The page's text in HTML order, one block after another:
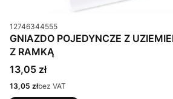
Kod produktu
12746344555
GNIAZDO POJEDYNCZE Z
Z RAMKĄ
Cena
13,05 zł
Cena
13,05 złbez VAT